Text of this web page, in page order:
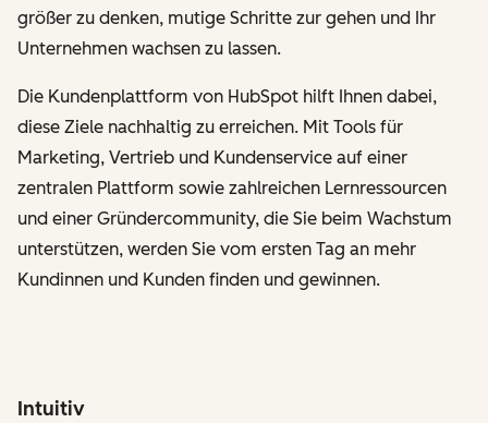
größer zu denken, mutige Schritte zur gehen und Ihr
Unternehmen wachsen zu lassen.
Die Kundenplattform von HubSpot hilft Ihnen dabei,
diese Ziele nachhaltig zu erreichen. Mit Tools für
Marketing, Vertrieb und Kundenservice auf einer
zentralen Plattform sowie zahlreichen Lernressourcen
und einer Gründercommunity, die Sie beim Wachstum
unterstützen, werden Sie vom ersten Tag an mehr
Kundinnen und Kunden finden und gewinnen.
Intuitiv